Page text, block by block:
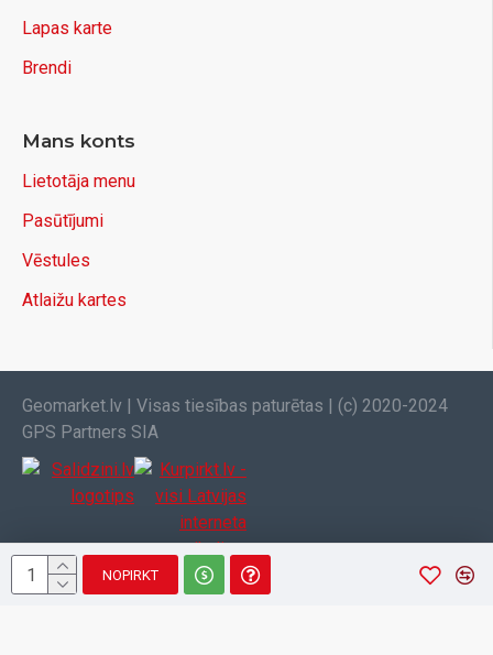
NOPIRKT
Lapas karte
Brendi
Mans konts
Lietotāja menu
Pasūtījumi
Vēstules
Atlaižu kartes
Geomarket.lv | Visas tiesības paturētas | (c) 2020-2024
GPS Partners SIA